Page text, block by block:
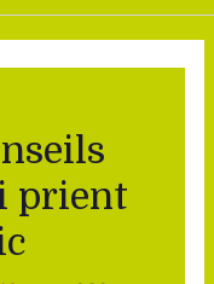
prient